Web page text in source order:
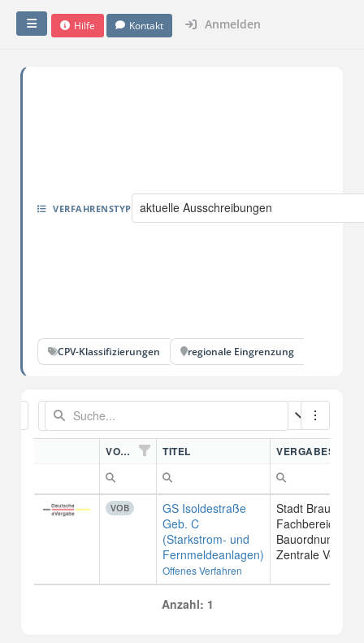
Hilfe Kontakt Anmelden
VERFAHRENSTYP aktuelle Ausschreibungen
CPV-Klassifizierungen regionale Eingrenzung
VORDN. TITEL
VOB
GS Isoldestraße
Geb. C
(Starkstrom- und
Fernmeldeanlagen)
Offenes Verfahren
Stadt
Fachbereich
Bauordnung und
Zentrale
Anzahl: 1